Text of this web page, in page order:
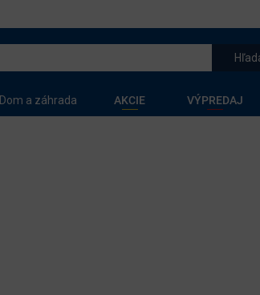
Dom a záhrada AKCIE VÝPREDAJ